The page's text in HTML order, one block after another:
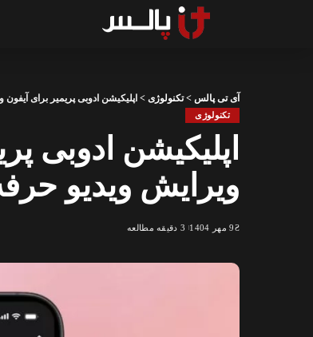
آی تی پالس >تکنولوژی > اپلیکیشن ادوبی پریمیر برای
تکنولوژی
اپلیکیشن ادوبی
ویرایش ویدیو
9 مهر 1404 3 دقیقه مطالعه